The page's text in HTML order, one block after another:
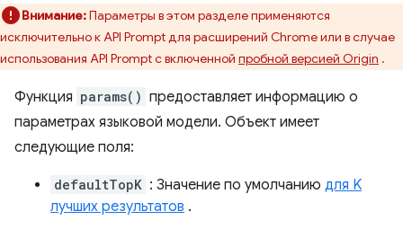
Внимание:Параметры в этом разделе применяются
исключительно к API Prompt для расширений Chrome или в случае
использования API Prompt с включенной пробной версией Origin .
Функция params() предоставляет информацию о
параметрах языковой модели. Объект имеет
следующие поля:
defaultTopK : Значение по умолчанию для K
лучших результатов .